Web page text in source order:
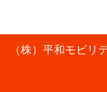
（株）平和モビリ